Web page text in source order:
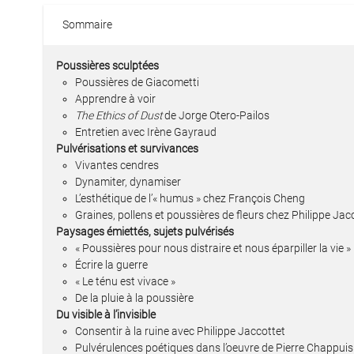
Sommaire
Poussières sculptées
Poussières de Giacometti
Apprendre à voir
The Ethics of Dustde Jorge Otero-Pailos
Entretien avec Irène Gayraud
Pulvérisations et survivances
Vivantes cendres
Dynamiter, dynamiser
L’esthétique de l’« humus » chez François Cheng
Graines, pollens et poussières de fleurs chez Philippe
Paysages émiettés, sujets pulvérisés
« Poussières pour nous distraire et nous éparpiller la vie »
Écrire la guerre
« Le ténu est vivace »
De la pluie à la poussière
Du visible à l’invisible
Consentir à la ruine avec Philippe Jaccottet
Pulvérulences poétiques dans l’oeuvre de Pierre Chappuis